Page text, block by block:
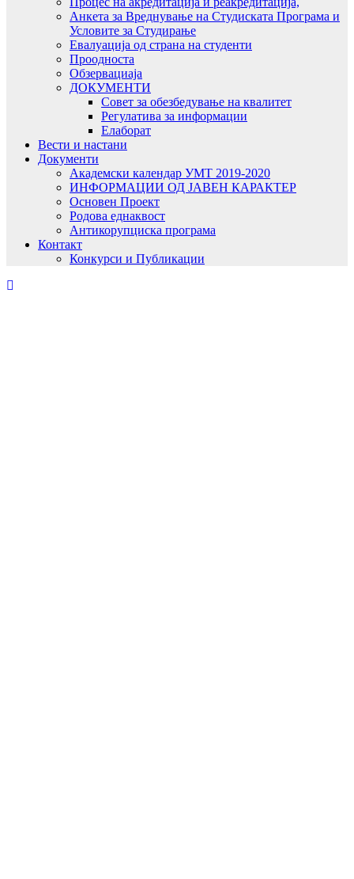
Анкета за Вреднување на Студиската Програма и
Условите за Студирање
Евалуација од страна на студенти
Проодноста
Обзервациаја
ДОКУМЕНТИ
Совет за обезбедување на квалитет
Регулатива за информации
Елаборат
Вести и настани
Документи
Академски календар УМТ 2019-2020
ИНФОРМАЦИИ ОД ЈАВЕН КАРАКТЕР
Основен Проект
Родова еднаквост
Антикорупциска програма
Контакт
Конкурси и Публикации